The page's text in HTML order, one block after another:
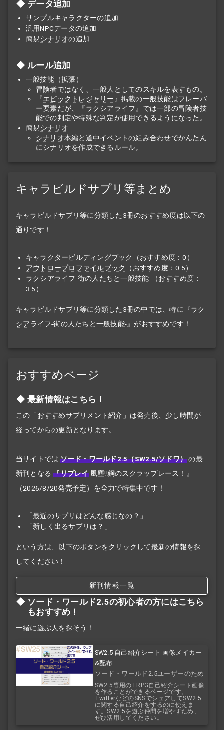
データ追加
サンプルキャラクターの追加
汎用NPCデータの追加
簡易シナリオの追加
ルール追加
一般技能（拡張）
冒険者ではなく、一般人としてのスキルを表すもの。
『エピックトレジャリー 』掲載の一般技能はフレーバ
ー要素だが、『ラクシアライフ』では一部の冒険者技
能での判定や特殊な判定が使用できるようになった。
簡易シナリオ
シナリオ本編と道中イベントの組み合わせでかんたん
にシナリオを作成できるルール。
キャラビルドサプリ等まとめ
キャラビルドサプリ等に分類した3冊のおすすめ度は以下の
通りです！
キャラクタービルディングブック （おすすめ度：0 ）
アウトロープロファイルブック
（おすすめ度：0.5）
ラクシアライフ-街の人たちと一般技能-（おすすめ度：
3.5 ）
キャラビルドサプリ等に分類した3冊の中では、特に『ラク
シアライフ-街の人たちと一般技能-』がおすすめです！
おすすめページ
最新情報はこちら！
この「おすすめサプリメント紹介」は発売後、少し時間が
経ってからの更新となります。
当サイトでは ソード・ワールド2.5（SW2.5/ソドワ） の最
新刊となる 『リプレイ 風塵!!鋼のスクラップレース！』
（2026/8/20発売予定）を全力で特集中です！
「最近のサプリはどんな感じなの？」
「新しく出るサプリは？」
という方は、以下のボタンをクリックして最新の情報を探
してください！
新刊情報一覧
ソード・ワールド2.5の初心者の方にはこちら
もおすすめ！
一緒に遊ぶ人を探そう！
SW2.5 自己紹介シート 画像メイカー
&配布
ソード・ワールド2.5ユーザーのため
のTRPG自己紹介シート
SW2.5専用のTRPG自己紹介シート画像
を作ることができるページです。
TwitterなどのSNSでシェアしてSW2.5
に関する自己紹介をするのに使えま
す。SW2.5を遊ぶ仲間を増やすため、
ぜひ活用してください。